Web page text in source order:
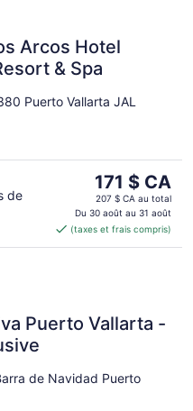
Arcos Hotel
& Spa
Puerto Vallarta JAL
de
Le
prix
est
de 171 $ CA
par
171 $ CA
207 $ CA au total
Du 30 août au 31 août
(taxes et frais compris)
Puerto Vallarta -
de Navidad Puerto